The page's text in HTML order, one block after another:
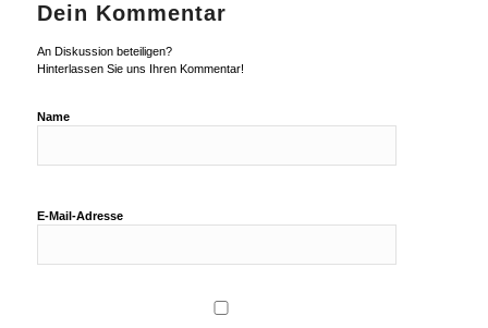
Dein Kommentar
An Diskussion beteiligen?
Hinterlassen Sie uns Ihren Kommentar!
Name
E-Mail-Adresse